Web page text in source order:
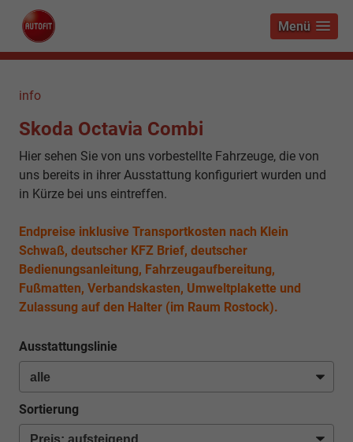
Menü
info
Skoda Octavia Combi
Hier sehen Sie von uns vorbestellte Fahrzeuge, die von
uns bereits in ihrer Ausstattung konfiguriert wurden und
in Kürze bei uns eintreffen.
Endpreise inklusive Transportkosten nach Klein
Schwaß, deutscher KFZ Brief, deutscher
Bedienungsanleitung, Fahrzeugaufbereitung,
Fußmatten, Verbandskasten, Umweltplakette und
Zulassung auf den Halter (im Raum Rostock).
Ausstattungslinie
Sortierung